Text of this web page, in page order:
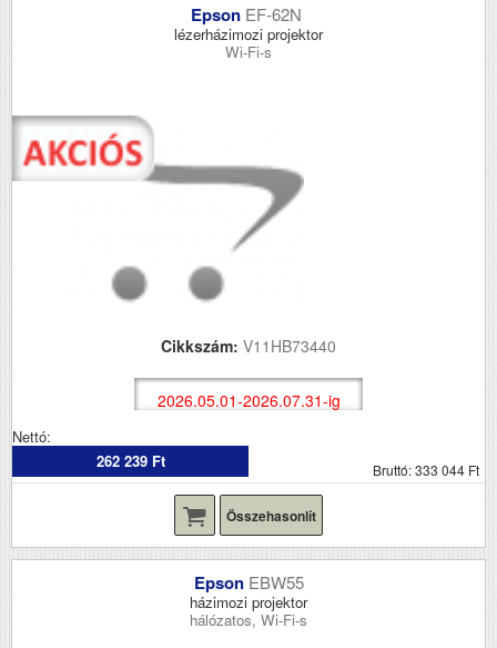
Epson EF-62N
lézerházimozi projektor
Wi-Fi-s
Cikkszám: V11HB73440
2026.05.01-2026.07.31-ig
Nettó:
262 239 Ft
Bruttó: 333 044 Ft
Összehasonlít
Epson EBW55
házimozi projektor
hálózatos, Wi-Fi-s